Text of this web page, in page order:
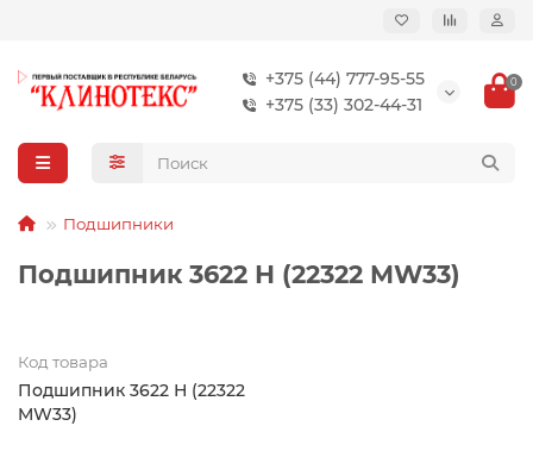
+375 (44) 777-95-55
+375 (33) 302-44-31
0
Подшипники
Подшипник 3622 Н (22322 MW33)
Код товара
Подшипник 3622 Н (22322
MW33)